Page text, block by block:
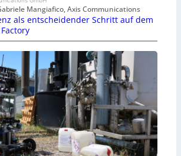
Mangiafico, Axis Communications
als entscheidender Schritt auf dem